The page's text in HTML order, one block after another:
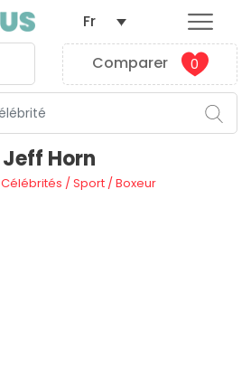
Comparer 0
Fr
Jeff Horn
Célébrités /Sport/Boxeur